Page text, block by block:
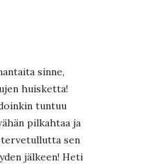
sinne,
huisketta!
tuntuu
pilkahtaa ja
tervetullutta sen
jälkeen! Heti